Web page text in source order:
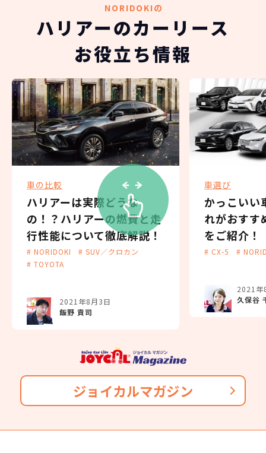
NORIDOKIの
ハリアーのカーリース
お役立ち情報
車の比較
ハリアーは実際どうな
の！？ハリアーの燃費と走
行性能について徹底解説！
# NORIDOKI
# SUV／クロカン
# TOYOTA
2021年8月3日
飯野 貢司
車選び
かっこいい
れがおすす
をご紹介！
# CX-5 #
2021年
久保谷
ジョイカルマガジン